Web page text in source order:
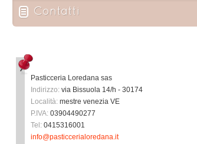
Contatti
Pasticceria Loredana sas
Indirizzo: via Bissuola 14/h - 30174
Località: mestre venezia VE
P.IVA: 03904490277
Tel: 0415316001
info@pasticcerialoredana.it